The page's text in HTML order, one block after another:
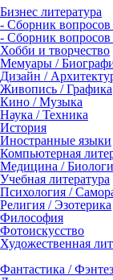
Бизнес литература
- Сборник
- Сборник
Хобби и творчество
Мемуары /
Дизайн /
Живопись / Графика
Кино / Музыка
Наука / Техника
История
Иностранные языки
Компьютерная
Медицина /
Учебная литература
Психология /
Религия / Эзотерика
Философия
Фотоискусство
Художественная
Фантастика /